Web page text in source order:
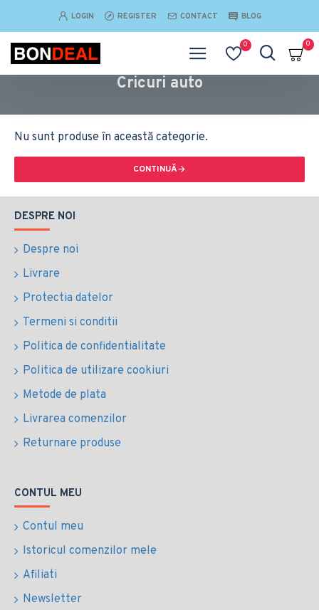
LOGIN REGISTER CONTACT BLOG
0 0
Cricuri auto
Nu sunt produse în această categorie.
CONTINUĂ
DESPRE NOI
Despre noi
Livrare
Protectia datelor
Termeni si conditii
Politica de confidentialitate
Politica de utilizare cookiuri
Metode de plata
Livrarea comenzilor
Returnare produse
CONTUL MEU
Contul meu
Istoricul comenzilor mele
Afiliati
Newsletter